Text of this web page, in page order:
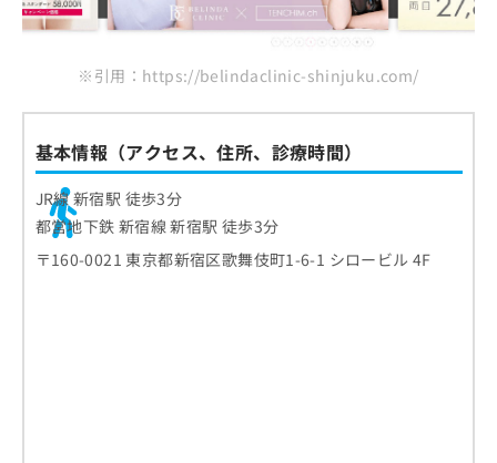
※引用：https://belindaclinic-shinjuku.com/
基本情報（アクセス、住所、診療時間）
JR線 新宿駅 徒歩3分
都営地下鉄 新宿線 新宿駅 徒歩3分
〒160-0021 東京都新宿区歌舞伎町1-6-1 シロービル 4F